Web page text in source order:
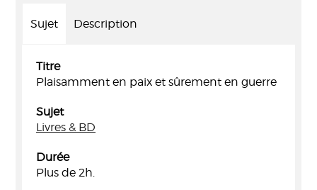
Sujet Description
Titre
Plaisamment en paix et sûrement en guerre
Sujet
Livres & BD
Durée
Plus de 2h.